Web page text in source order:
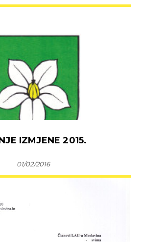
IZMJENE 2015.
01/02/2016